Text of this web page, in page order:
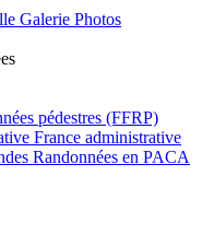
Galerie Photos
pédestres (FFRP)
France administrative
Randonnées en PACA